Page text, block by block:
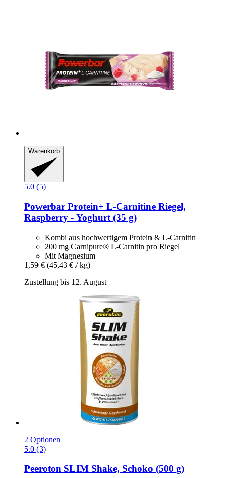
Warenkorb
5.0 (5)
Powerbar Protein+ L-​Carnitine Riegel,
Raspberry -​ Yoghurt (35 g)
Kombi aus hochwertigem Protein & L-Carnitin
200 mg Carnipure® L-Carnitin pro Riegel
Mit Magnesium
1,59 € (45,43 € / kg)
Zustellung bis 12. August
2 Optionen
5.0 (3)
Peeroton SLIM Shake, Schoko (500 g)